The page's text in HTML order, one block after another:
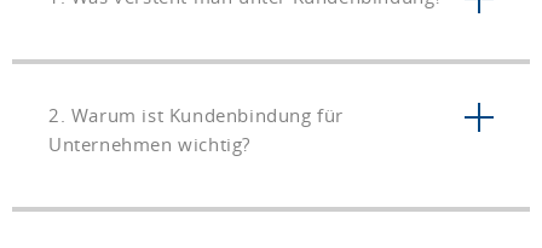
2. Warum ist Kundenbindung für
Unternehmen wichtig?